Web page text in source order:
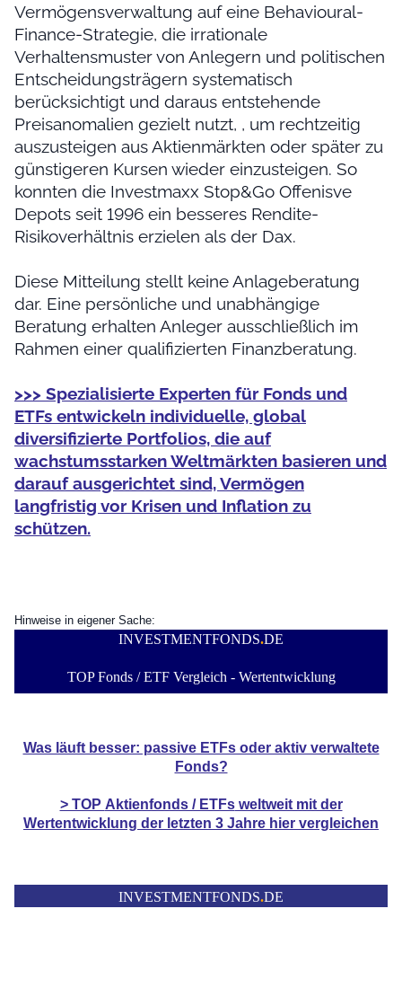
Vermögensverwaltung auf eine Behavioural-
Finance-Strategie, die irrationale
Verhaltensmuster von Anlegern und politischen
Entscheidungsträgern systematisch
berücksichtigt und daraus entstehende
Preisanomalien gezielt nutzt, , um rechtzeitig
auszusteigen aus Aktienmärkten oder später zu
günstigeren Kursen wieder einzusteigen. So
konnten die Investmaxx Stop&Go Offenisve
Depots seit 1996 ein besseres Rendite-
Risikoverhältnis erzielen als der Dax.
Diese Mitteilung stellt keine Anlageberatung
dar. Eine persönliche und unabhängige
Beratung erhalten Anleger ausschließlich im
Rahmen einer qualifizierten Finanzberatung.
>>> Spezialisierte Experten für Fonds und
ETFs entwickeln individuelle, global
diversifizierte Portfolios, die auf
wachstumsstarken Weltmärkten basieren und
darauf ausgerichtet sind, Vermögen
langfristig vor Krisen und Inflation zu
schützen.
Hinweise in eigener Sache:
INVESTMENTFONDS.DE
TOP Fonds / ETF Vergleich - Wertentwicklung
Was läuft besser: passive ETFs oder aktiv verwaltete
Fonds?
> TOP Aktienfonds / ETFsweltweit mit der
Wertentwicklung der letzten 3 Jahre hier vergleichen
INVESTMENTFONDS.DE